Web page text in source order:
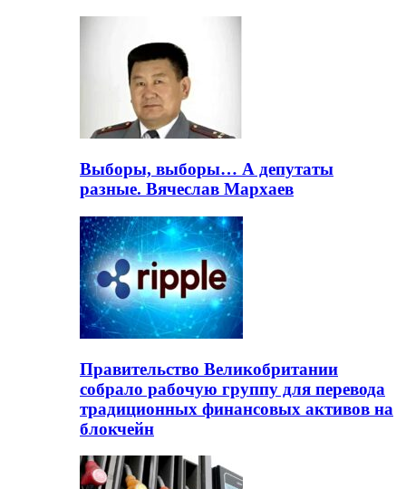
Выборы, выборы… А депутаты
разные. Вячеслав Мархаев
Правительство Великобритании
собрало рабочую группу для перевода
традиционных финансовых активов на
блокчейн